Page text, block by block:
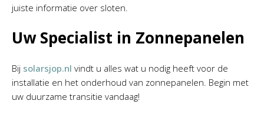
juiste informatie over sloten.
Uw Specialist in Zonnepanelen
Bij solarsjop.nl vindt u alles wat u nodig heeft voor de
installatie en het onderhoud van zonnepanelen. Begin met
uw duurzame transitie vandaag!